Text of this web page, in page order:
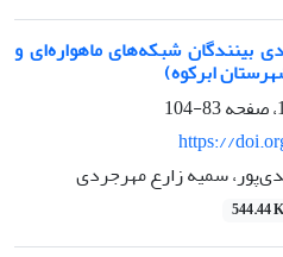
بینندگان شبکه‌های ماهواره‌ای و
ابرکوه)
83-104
https://
سمیه زارع مهرجردی
544.44